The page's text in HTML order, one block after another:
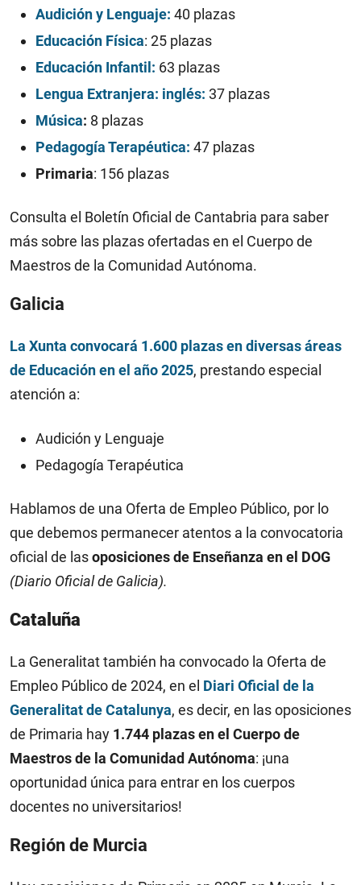
Audición y Lenguaje: 40 plazas
Educación Física: 25 plazas
Educación Infantil: 63 plazas
Lengua Extranjera: inglés: 37 plazas
Música: 8 plazas
Pedagogía Terapéutica: 47 plazas
Primaria: 156 plazas
Consulta el Boletín Oficial de Cantabria para saber
más sobre las plazas ofertadas en el Cuerpo de
Maestros de la Comunidad Autónoma.
Galicia
La Xunta convocará 1.600 plazas en diversas áreas
de Educación en el año 2025, prestando especial
atención a:
Audición y Lenguaje
Pedagogía Terapéutica
Hablamos de una Oferta de Empleo Público, por lo
que debemos permanecer atentos a la convocatoria
oficial de lasoposiciones de Enseñanza en el DOG
(Diario Oficial de Galicia).
Cataluña
La Generalitat también ha convocado la Oferta de
Empleo Público de 2024, en el Diari Oficial de la
Generalitat de Catalunya, es decir, en las oposiciones
de Primaria hay 1.744 plazas en el Cuerpo de
Maestros de la Comunidad Autónoma: ¡una
oportunidad única para entrar en los cuerpos
docentes no universitarios!
Región de Murcia